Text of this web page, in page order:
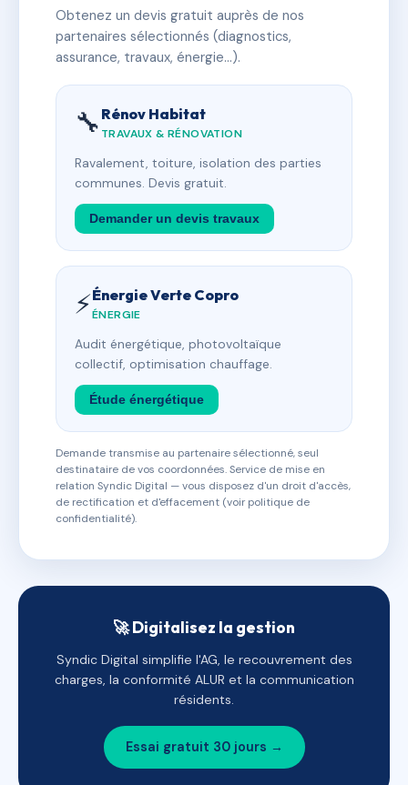
Obtenez un devis gratuit auprès de nos
partenaires sélectionnés (diagnostics,
assurance, travaux, énergie…).
🔧 Rénov Habitat
TRAVAUX & RÉNOVATION
Ravalement, toiture, isolation des parties
communes. Devis gratuit.
Demander un devis travaux
⚡Énergie Verte Copro
ÉNERGIE
Audit énergétique, photovoltaïque
collectif, optimisation chauffage.
Étude énergétique
Demande transmise au partenaire sélectionné, seul
destinataire de vos coordonnées. Service de mise en
relation Syndic Digital — vous disposez d'un droit d'accès,
de rectification et d'effacement (voir politique de
confidentialité).
🚀 Digitalisez la gestion
Syndic Digital simplifie l'AG, le recouvrement des
charges, la conformité ALUR et la communication
résidents.
Essai gratuit 30 jours →